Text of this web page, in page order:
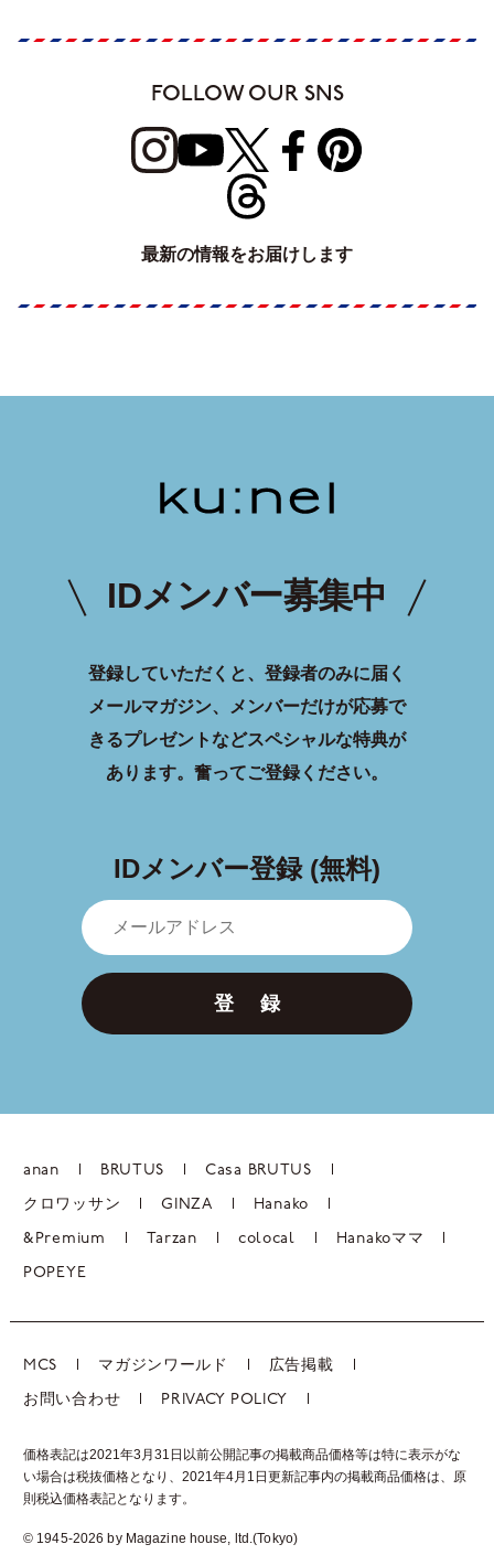
FOLLOW OUR SNS
最新の情報をお届けします
IDメンバー募集中
登録していただくと、登録者のみに届く
メールマガジン、メンバーだけが応募で
きるプレゼントなどスペシャルな特典が
あります。 奮ってご登録ください。
IDメンバー登録 (無料)
登 録
anan BRUTUS Casa BRUTUS
クロワッサン GINZA Hanako
&Premium Tarzan colocal Hanakoママ
POPEYE
MCS マガジンワールド 広告掲載
お問い合わせ PRIVACY POLICY
価格表記は2021年3月31日以前公開記事の掲載商品価格等は特に表示がな
い場合は税抜価格となり、2021年4月1日更新記事内の掲載商品価格は、 原
則税込価格表記となります。
© 1945-2026 by Magazine house, ltd.(Tokyo)